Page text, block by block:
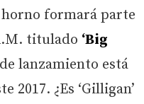
formará parte
titulado ‘Big
lanzamiento está
2017. ¿Es ‘Gilligan’